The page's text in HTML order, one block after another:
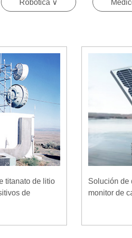
Robótica ∨
titanato de litio
de
Solución de
monitor de